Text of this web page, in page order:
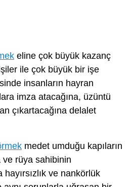
eline çok büyük kazanç
ile çok büyük bir işe
insanların hayran
imza atacağına, üzüntü
çıkartacağına delalet
medet umduğu kapıların
ve rüya sahibinin
ve nankörlük